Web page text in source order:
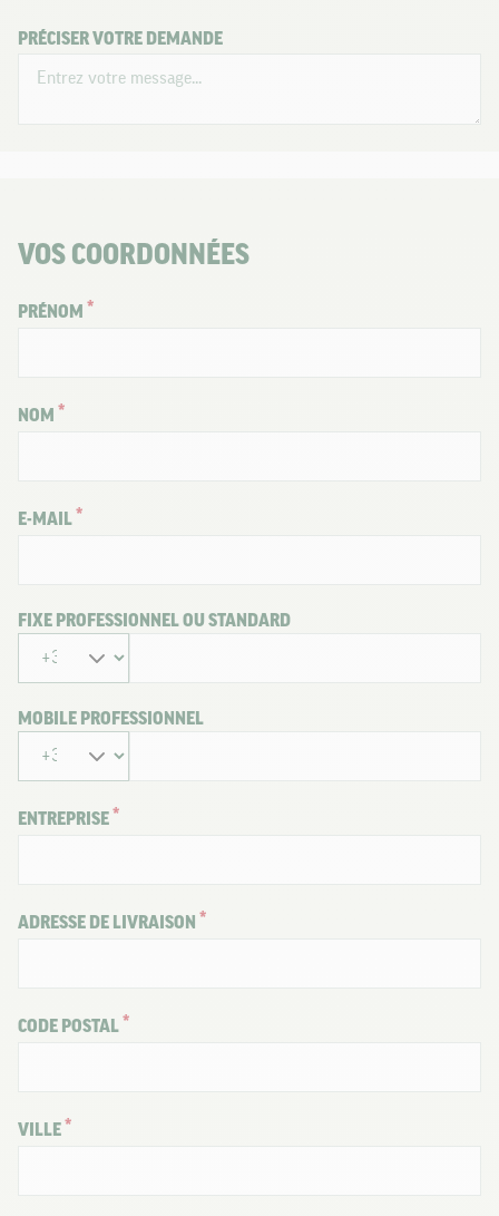
PRÉCISER VOTRE DEMANDE
VOS COORDONNÉES
PRÉNOM
NOM
E-MAIL
FIXE PROFESSIONNEL OU STANDARD
MOBILE PROFESSIONNEL
ENTREPRISE
ADRESSE DE LIVRAISON
CODE POSTAL
VILLE